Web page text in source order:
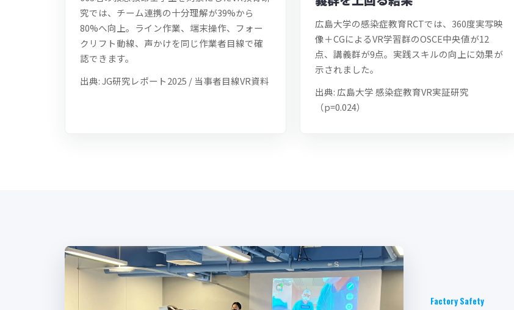
究では、チーム連携の十分理解が39%から
80%へ向上。ライン作業、端末操作、フォー
クリフト動線、声かけを同じ作業者目線で確
認できます。
出典: JG研究レポート2025 / 当事者目線VR資料
広島大学の感染症教育RCTでは、360度実写映
像＋CGによるVR学習群のOSCE中央値が12
点、講義群が9点。実践スキルの向上に効果が
示されました。
出典: 広島大学 感染症教育VR実証研究
（p=0.024）
Factory Safety